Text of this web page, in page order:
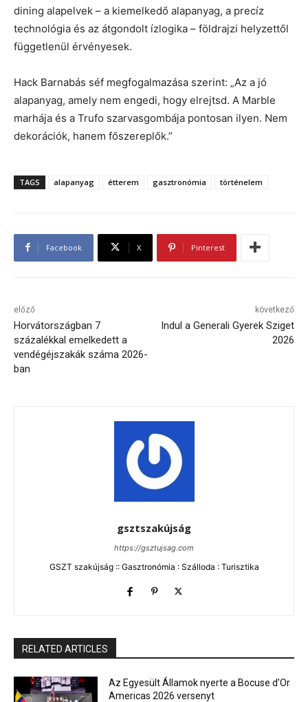
dining alapelvek – a kiemelkedő alapanyag, a precíz
technológia és az átgondolt ízlogika – földrajzi helyzettől
függetlenül érvényesek.
Hack Barnabás séf megfogalmazása szerint: „Az a jó
alapanyag, amely nem engedi, hogy elrejtsd. A Marble
marhája és a Trufo szarvasgombája pontosan ilyen. Nem
dekorációk, hanem főszereplők.”
TAGS alapanyag étterem gasztronómia történelem
Facebook X Pinterest
előző
Horvátországban 7
százalékkal emelkedett a
vendégéjszakák száma 2026-
ban
következő
Indul a Generali Gyerek Sziget
2026
gsztszakújság
https://gsztujsag.com
GSZT szakújság :: Gasztronómia : Szálloda : Turisztika
RELATED ARTICLES
Az Egyesült Államok nyerte a Bocuse d’Or
Americas 2026 versenyt